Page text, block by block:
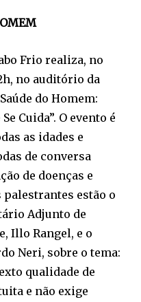
Frio realiza, no
no auditório da
do Homem:
Cuida”. O evento é
as idades e
de conversa
de doenças e
palestrantes estão o
Adjunto de
Illo Rangel, e o
Neri, sobre o tema:
qualidade de
e não exige